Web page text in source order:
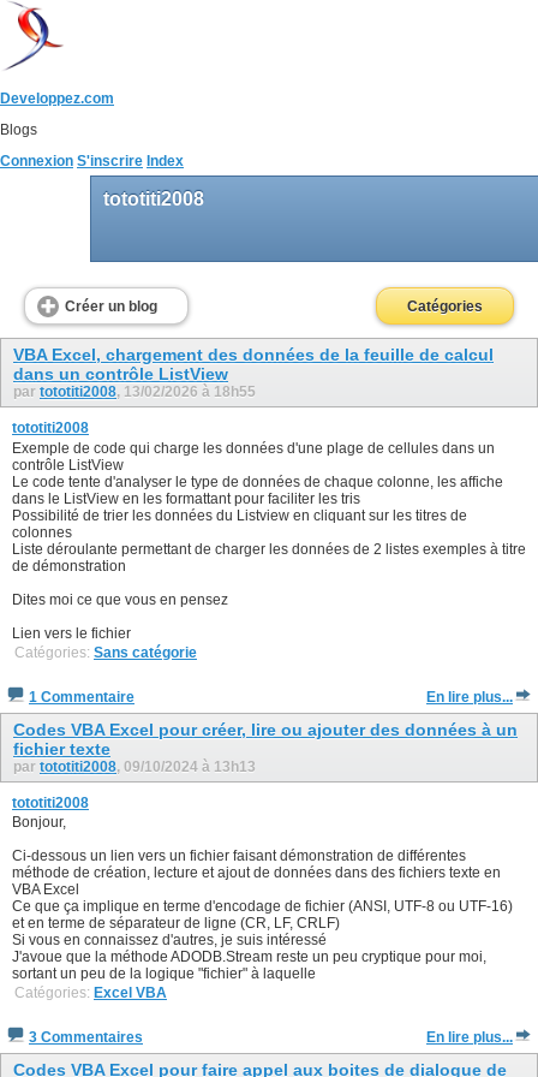
Developpez.com
Blogs
Connexion S'inscrire Index
tototiti2008
Créer un blog Catégories
VBA Excel, chargement des données de la feuille de calcul
dans un contrôle ListView
par tototiti2008, 13/02/2026 à 18h55
tototiti2008
Exemple de code qui charge les données d'une plage de cellules dans un
contrôle ListView
Le code tente d'analyser le type de données de chaque colonne, les affiche
dans le ListView en les formattant pour faciliter les tris
Possibilité de trier les données du Listview en cliquant sur les titres de
colonnes
Liste déroulante permettant de charger les données de 2 listes exemples à titre
de démonstration
Dites moi ce que vous en pensez
Lien vers le fichier
Catégories: Sans catégorie
1 Commentaire En lire plus...
Codes VBA Excel pour créer, lire ou ajouter des données à un
fichier texte
par tototiti2008, 09/10/2024 à 13h13
tototiti2008
Bonjour,
Ci-dessous un lien vers un fichier faisant démonstration de différentes
méthode de création, lecture et ajout de données dans des fichiers texte en
VBA Excel
Ce que ça implique en terme d'encodage de fichier (ANSI, UTF-8 ou UTF-16)
et en terme de séparateur de ligne (CR, LF, CRLF)
Si vous en connaissez d'autres, je suis intéressé
J'avoue que la méthode ADODB.Stream reste un peu cryptique pour moi,
sortant un peu de la logique "fichier" à laquelle
Catégories: Excel VBA
3 Commentaires En lire plus...
Codes VBA Excel pour faire appel aux boites de dialogue de